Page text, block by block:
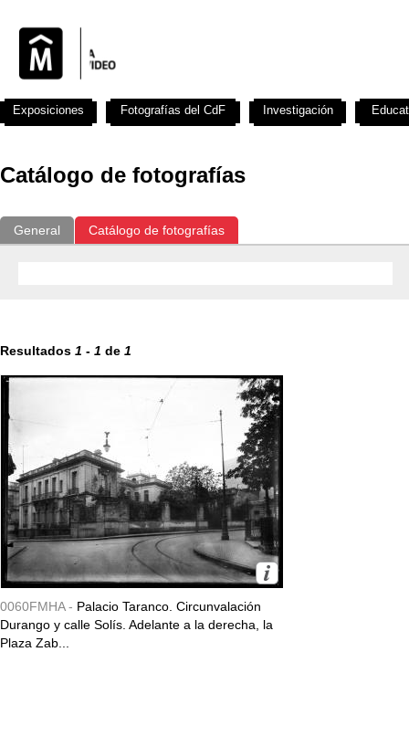
Catálogo de fotografías
General Catálogo de fotografías
Resultados 1 - 1 de 1
0060FMHA - Palacio Taranco. Circunvalación
Durango y calle Solís. Adelante a la derecha, la
Plaza Zab...
Exposiciones Fotografías del CdF Investigación